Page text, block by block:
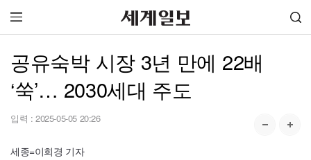
공유숙박 시장 3년 만에 22배
‘쑥’… 2030세대 주도
입력 : 2025-05-05 20:26
세종=이희경 기자